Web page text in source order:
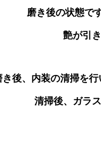
磨き後の状態で
艶が引
後、内装の清掃を行
清掃後、ガラ